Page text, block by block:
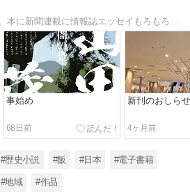
小説書いている輩です。本に新聞連載に情報誌エッセイもろもろ、汗かきながら感謝です。
事始め
68日前
新刊のおしらせ
4ヶ月前
#歴史小説 #飯 #日本 #電子書籍
#地域 #作品